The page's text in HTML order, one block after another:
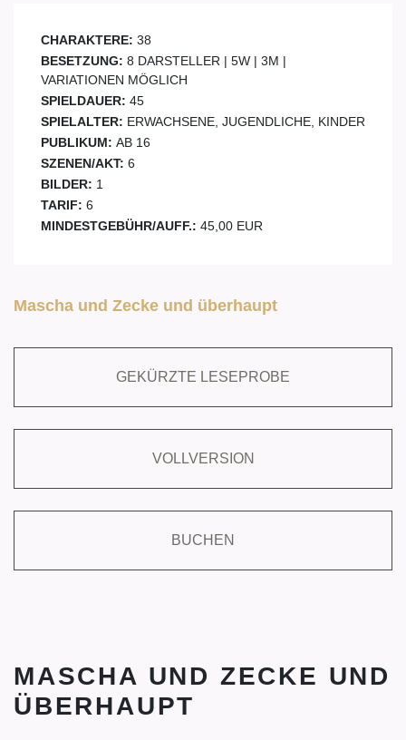
CHARAKTERE: 38
BESETZUNG: 8 DARSTELLER | 5W | 3M |
VARIATIONEN MÖGLICH
SPIELDAUER: 45
SPIELALTER: ERWACHSENE, JUGENDLICHE, KINDER
PUBLIKUM: AB 16
SZENEN/AKT: 6
BILDER: 1
TARIF: 6
MINDESTGEBÜHR/AUFF.: 45,00 EUR
Mascha und Zecke und überhaupt
GEKÜRZTE LESEPROBE
VOLLVERSION
BUCHEN
MASCHA UND ZECKE UND
ÜBERHAUPT